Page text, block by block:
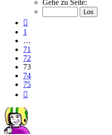
von
Gehe zu Seite:
1
…
71
72
73
74
75